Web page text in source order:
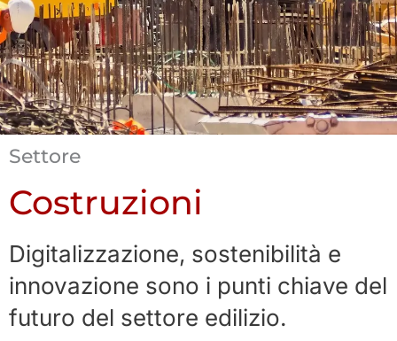
Settore
Costruzioni
Digitalizzazione, sostenibilità e
innovazione sono i punti chiave del
futuro del settore edilizio.